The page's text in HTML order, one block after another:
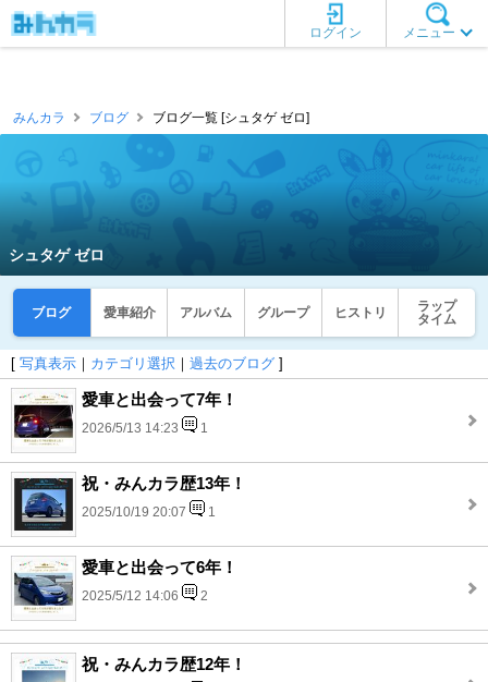
メニュー
ログイン
みんカラ ブログ ブログ一覧 [シュタゲ ゼロ]
シュタゲ ゼロ
ブログ 愛車紹介 アルバム グループ ヒストリ
ラップ
タイム
[ 写真表示 ｜ カテゴリ選択 ｜ 過去のブログ ]
愛車と出会って7年！
2026/5/13 14:23 1
祝・みんカラ歴13年！
2025/10/19 20:07 1
愛車と出会って6年！
2025/5/12 14:06 2
祝・みんカラ歴12年！